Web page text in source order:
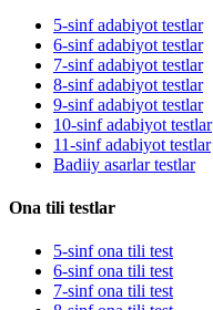
5-sinf adabiyot testlar
6-sinf adabiyot testlar
7-sinf adabiyot testlar
8-sinf adabiyot testlar
9-sinf adabiyot testlar
10-sinf adabiyot testlar
11-sinf adabiyot testlar
Badiiy asarlar testlar
Ona tili testlar
5-sinf ona tili test
6-sinf ona tili test
7-sinf ona tili test